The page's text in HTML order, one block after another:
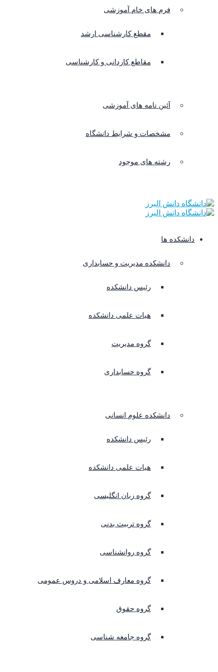
فرم های خام آموزشی
مقطع کارشناسی ارشد
مقاطع کاردانی و کارشناسی
آئین نامه های آموزشی
مشخصات و شرایط دانشگاه
رشته های موجود
دانشکده ها
دانشکده مدیریت و حسابداری
رئیس دانشکده
هیات علمی دانشکده
گروه مدیریت
گروه حسابداری
دانشکده علوم انسانی
رئیس دانشکده
هیات علمی دانشکده
گروه زبان انگلیسی
گروه تربیت بدنی
گروه روانشناسی
گروه معارف اسلامی و دروس عمومی
گروه حقوق
گروه جامعه شناسی